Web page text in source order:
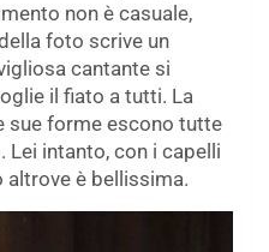
non è casuale,
foto scrive un
cantante si
il fiato a tutti. La
sue forme escono tutte
Lei intanto, con i capelli
è bellissima.